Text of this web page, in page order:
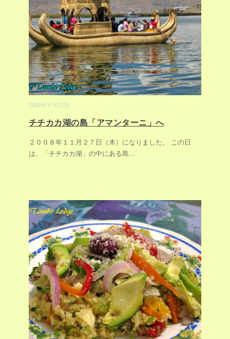
2008年11月27日
チチカカ湖の島「アマンターニ」へ
２００８年１１月２７日（木）になりました。 この日
は、「チチカカ湖」の中にある島...